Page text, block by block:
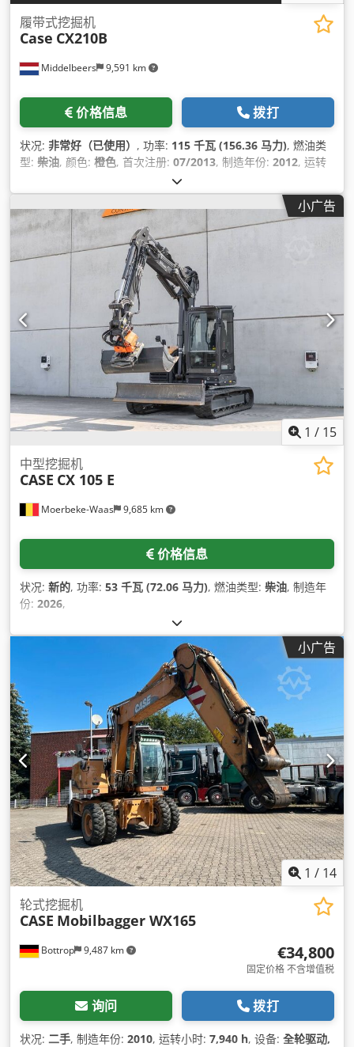
Middelbeers 9,591 km
履带式挖掘机
Case CX210B
价格信息 拨打
状况: 非常好（已使用） , 功率: 115 千瓦 (156.36 马力), 燃油类
型: 柴油, 颜色: 橙色, 首次注册: 07/2013, 制造年份: 2012, 运转
小广告
1 / 15
Moerbeke-Waas 9,685 km
中型挖掘机
CASE CX 105 E
价格信息
状况: 新的, 功率: 53 千瓦 (72.06 马力), 燃油类型: 柴油, 制造年
份: 2026,
小广告
1 / 14
Bottrop 9,487 km
轮式挖掘机
CASE Mobilbagger WX165
€34,800
固定价格 不含增值税
询问 拨打
状况: 二手, 制造年份: 2010, 运转小时: 7,940 h, 设备: 全轮驱动,